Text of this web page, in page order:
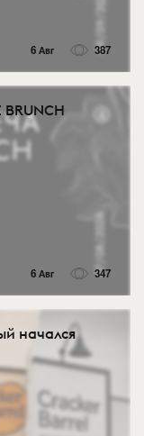
6 Авг 387
6 Авг 347
начался